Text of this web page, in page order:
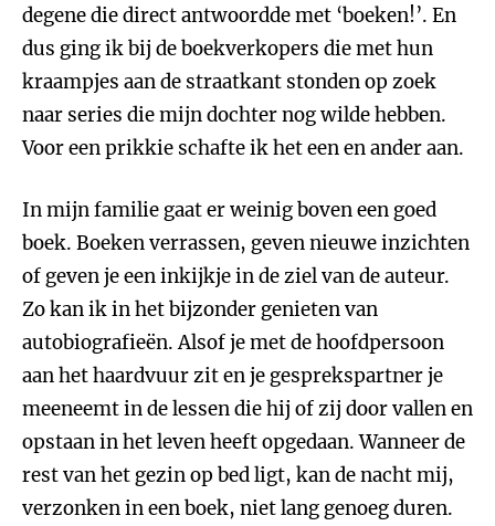
degene die direct antwoordde met ‘boeken!’. En
dus ging ik bij de boekverkopers die met hun
kraampjes aan de straatkant stonden op zoek
naar series die mijn dochter nog wilde hebben.
Voor een prikkie schafte ik het een en ander aan.
In mijn familie gaat er weinig boven een goed
boek. Boeken verrassen, geven nieuwe inzichten
of geven je een inkijkje in de ziel van de auteur.
Zo kan ik in het bijzonder genieten van
autobiografieën. Alsof je met de hoofdpersoon
aan het haardvuur zit en je gesprekspartner je
meeneemt in de lessen die hij of zij door vallen en
opstaan in het leven heeft opgedaan. Wanneer de
rest van het gezin op bed ligt, kan de nacht mij,
verzonken in een boek, niet lang genoeg duren.